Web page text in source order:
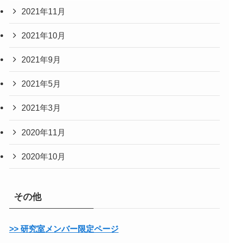
2021年11月
2021年10月
2021年9月
2021年5月
2021年3月
2020年11月
2020年10月
その他
>> 研究室メンバー限定ページ